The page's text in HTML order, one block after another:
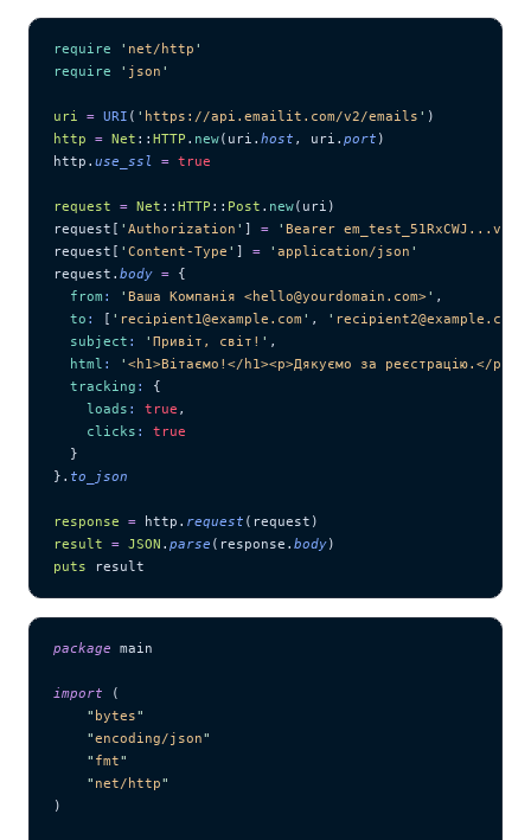
require ' net/http '
require ' json '
uri = URI ( ' https://api.emailit.com/v2/emails ' )
http = Net :: HTTP . new(uri. host , uri. port )
http. use_ssl = true
request = Net :: HTTP :: Post . new(uri)
request[ ' Authorization ' ] = ' Bearer
request[ ' Content-Type ' ] = ' application/json '
request. body = {
  from
: ' Ваша Компанія <hello@yourdomain.com>' ,
  to
: [ ' recipient1@example.com ' , ' recipient2@example.com
  subject
: ' Привіт, світ! ' ,
  html
: ' <h1>Вітаємо!</h1><p>Дякуємо за реєстрацію.</p>
  tracking
:
{
    loads
: true ,
    clicks
:
true
  }
}. to_json
response = http. request (request)
result = JSON . parse (response. body)
puts result
package main
import (
    "
bytes"
    "
encoding/json"
    "
fmt"
    "
net/http"
)